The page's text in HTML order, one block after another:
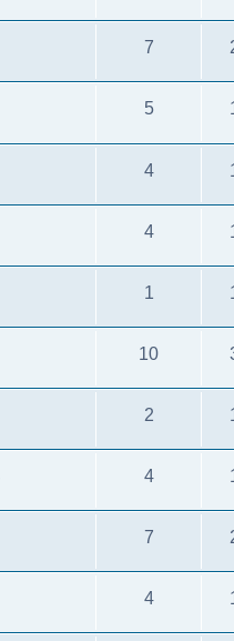
7
5
4
4
1
10
2
4
7
4